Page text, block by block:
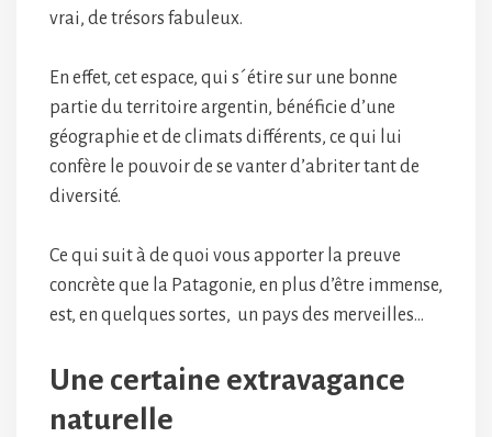
vrai, de trésors fabuleux.
En effet, cet espace, qui s´étire sur une bonne
partie du territoire argentin, bénéficie d’une
géographie et de climats différents, ce qui lui
confère le pouvoir de se vanter d’abriter tant de
diversité.
Ce qui suit à de quoi vous apporter la preuve
concrète que la Patagonie, en plus d’être immense,
est, en quelques sortes, un pays des merveilles…
Une certaine extravagance
naturelle